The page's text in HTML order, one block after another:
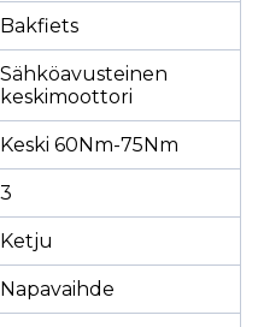
Bakfiets
Sähköavusteinen
keskimoottori
Keski 60Nm-75Nm
3
Ketju
Napavaihde